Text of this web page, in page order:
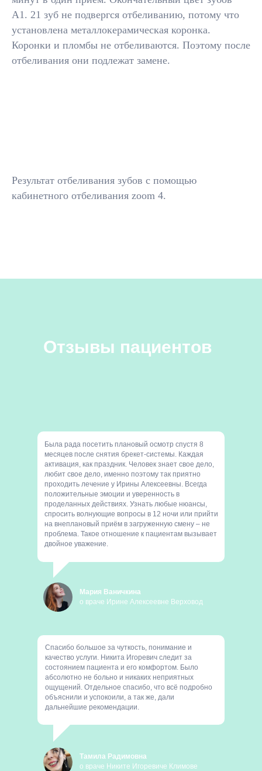
А1. 21 зуб не подвергся отбеливанию, потому что
установлена металлокерамическая коронка.
Коронки и пломбы не отбеливаются. Поэтому после
отбеливания они подлежат замене.
Результат отбеливания зубов с помощью
кабинетного отбеливания zoom 4.
Отзывы пациентов
Была рада посетить плановый осмотр спустя 8
месяцев после снятия брекет-системы. Каждая
активация, как праздник. Человек знает свое дело,
любит свое дело, именно поэтому так приятно
проходить лечение у Ирины Алексеевны. Всегда
положительные эмоции и уверенность в
проделанных действиях. Узнать любые нюансы,
спросить волнующие вопросы в 12 ночи или прийти
на внеплановый приём в загруженную смену – не
проблема. Такое отношение к пациентам вызывает
двойное уважение.
Мария Ваничкина
о враче Ирине Алексеевне Верховод
Спасибо большое за чуткость, понимание и
качество услуги. Никита Игоревич следит за
состоянием пациента и его комфортом. Было
абсолютно не больно и никаких неприятных
ощущений. Отдельное спасибо, что всё подробно
объяснили и успокоили, а так же, дали
дальнейшие рекомендации.
о враче Никите Игоревиче Климове
Тамила Радимовна